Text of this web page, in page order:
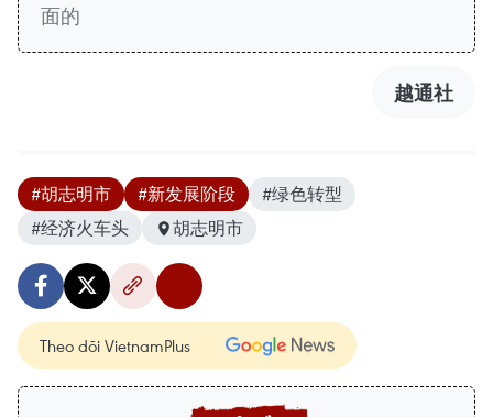
面的
越通社
#胡志明市 #新发展阶段
#绿色转型
#经济火车头
胡志明市
Theo dõi VietnamPlus